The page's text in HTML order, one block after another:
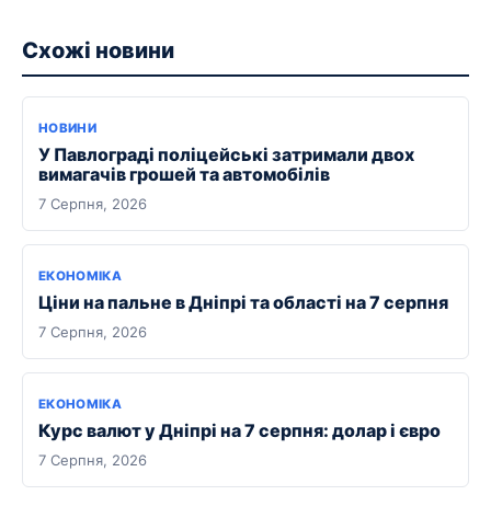
Схожі новини
НОВИНИ
У Павлограді поліцейські затримали двох
вимагачів грошей та автомобілів
7 Серпня, 2026
ЕКОНОМІКА
Ціни на пальне в Дніпрі та області на 7 серпня
7 Серпня, 2026
ЕКОНОМІКА
Курс валют у Дніпрі на 7 серпня: долар і євро
7 Серпня, 2026